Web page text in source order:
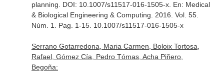
planning. DOI: 10.1007/s11517-016-1505-x. En: Medical
& Biological Engineering & Computing . 2016. Vol. 55.
Núm. 1. Pag. 1-15. 10.1007/s11517-016-1505-x
Serrano Gotarredona, Maria Carmen, Boloix Tortosa,
Rafael, Gómez Cía, Pedro Tómas, Acha Piñero,
Begoña: